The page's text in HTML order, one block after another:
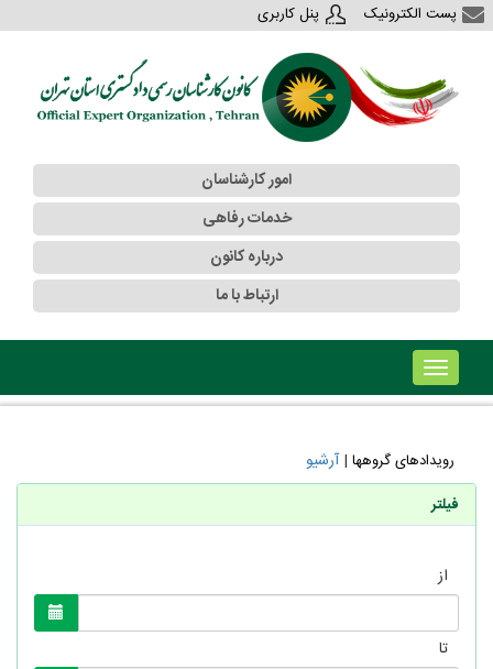
پست الکترونیک پنل کاربری
امور کارشناسان
خدمات رفاهی
درباره کانون
ارتباط با ما
!!!b۱!!!
رویدادهای گروهها |آرشیو
فیلتر
از
تا